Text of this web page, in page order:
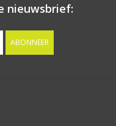
nieuwsbrief:
ABONNEER